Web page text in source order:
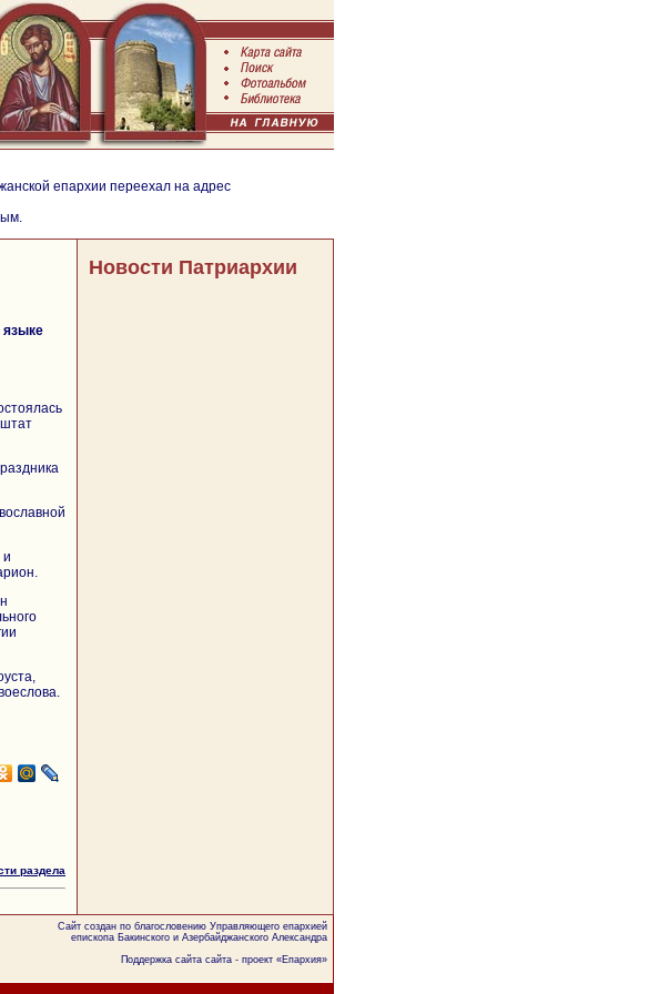
епархии переехал на адрес
языке
штат
и
раздела
Новости Патриархии
Сайт создан по благословению Управляющего епархией
епископа Бакинского и Азербайджанского Александра
Поддержка сайта сайта - проект «Епархия»